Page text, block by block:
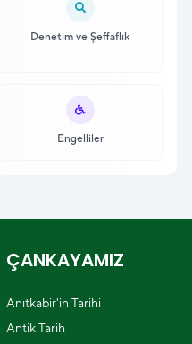
Denetim ve Şeffaflık
Engelliler
ÇANKAYAMIZ
Anıtkabir'in Tarihi
Antik Tarih